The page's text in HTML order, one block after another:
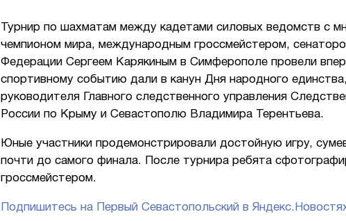
Турнир по шахматам между кадетами силовых ведомств с
чемпионом мира, международным гроссмейстером,
Федерации Сергеем Карякиным в Симферополе провели
спортивному событию дали в канун Дня народного
руководителя Главного следственного управления
России по Крыму и Севастополю Владимира Терентьева.
Юные участники продемонстрировали достойную игру,
почти до самого финала. После турнира ребята
гроссмейстером.
Подпишитесь на Первый Севастопольский в